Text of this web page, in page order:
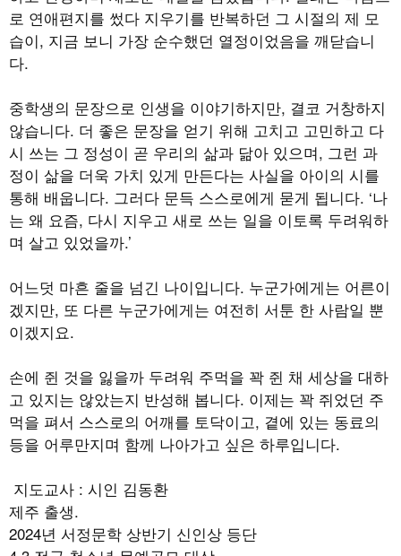
로 연애편지를 썼다 지우기를 반복하던 그 시절의 제 모
습이, 지금 보니 가장 순수했던 열정이었음을 깨닫습니
다.
중학생의 문장으로 인생을 이야기하지만, 결코 거창하지
않습니다. 더 좋은 문장을 얻기 위해 고치고 고민하고 다
시 쓰는 그 정성이 곧 우리의 삶과 닮아 있으며, 그런 과
정이 삶을 더욱 가치 있게 만든다는 사실을 아이의 시를
통해 배웁니다. 그러다 문득 스스로에게 묻게 됩니다. ‘나
는 왜 요즘, 다시 지우고 새로 쓰는 일을 이토록 두려워하
며 살고 있었을까.’
어느덧 마흔 줄을 넘긴 나이입니다. 누군가에게는 어른이
겠지만, 또 다른 누군가에게는 여전히 서툰 한 사람일 뿐
이겠지요.
손에 쥔 것을 잃을까 두려워 주먹을 꽉 쥔 채 세상을 대하
고 있지는 않았는지 반성해 봅니다. 이제는 꽉 쥐었던 주
먹을 펴서 스스로의 어깨를 토닥이고, 곁에 있는 동료의
등을 어루만지며 함께 나아가고 싶은 하루입니다.
지도교사 : 시인 김동환
제주 출생.
2024년 서정문학 상반기 신인상 등단